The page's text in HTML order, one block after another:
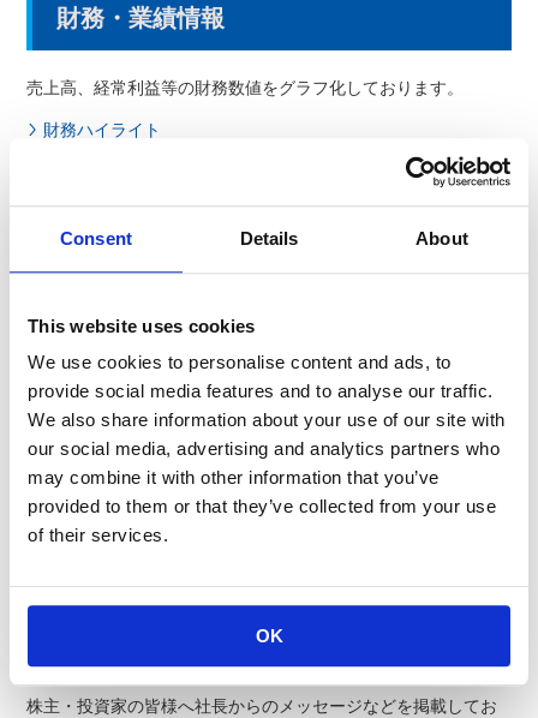
Consent Details About
This website uses cookies
We use cookies to personalise content and ads, to
provide social media features and to analyse our traffic.
We also share information about your use of our site with
our social media, advertising and analytics partners who
may combine it with other information that you’ve
provided to them or that they’ve collected from your use
of their services.
OK
財務・業績情報
売上高、経常利益等の財務数値をグラフ化しております。
財務ハイライト
最新資料一括ダウンロード
決算短信
有価証券報告書
決算説明会資料
株主通信
統合報告書
中期経営計画
KOAからのメッセージ
株主・投資家の皆様へ社長からのメッセージなどを掲載してお